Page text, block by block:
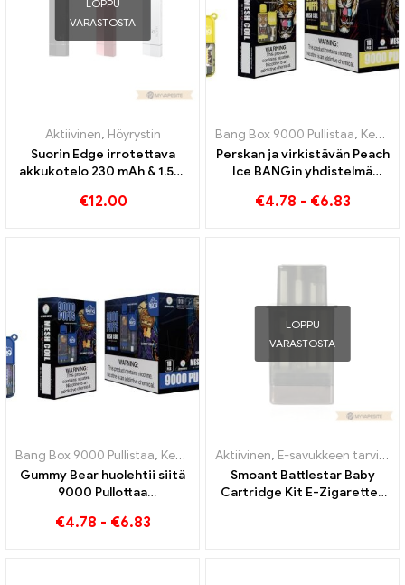
LOPPU
VARASTOSTA
Aktiivinen, Höyrystin
Suorin Edge irrotettava
akkukotelo 230 mAh & 1.5ml
丨Räätälöity
€12.00
Bang Box 9000 Pullistaa, Kertakäyttöiset e-savukkeet Ruotsi
Perskan ja virkistävän Peach
Ice BANGin yhdistelmä
kertakäyttöisiä
€4.78 - €6.83
Bang Box 9000 Pullistaa, Kertakäyttöiset e-savukkeet Ruotsi ,
Gummy Bear huolehtii siitä
9000 Pullottaa
leikkisän
€4.78 - €6.83
LOPPU
VARASTOSTA
Aktiivinen, E-savukkeen tarvikkeet
Smoant Battlestar Baby
Cartridge Kit E-Zigaretten